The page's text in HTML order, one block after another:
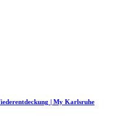
| My Karlsruhe